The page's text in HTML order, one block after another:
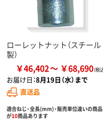
ローレットナット（スチール
製）
￥46,402 ￥68,690
お届け日：8月19日（水）まで
直送品
適合ねじ・全長(mm)・販売単位違いの商品
が10商品あります